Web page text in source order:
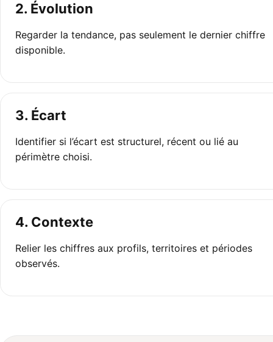
2. Évolution
Regarder la tendance, pas seulement le dernier chiffre
disponible.
3. Écart
Identifier si l’écart est structurel, récent ou lié au
périmètre choisi.
4. Contexte
Relier les chiffres aux profils, territoires et périodes
observés.